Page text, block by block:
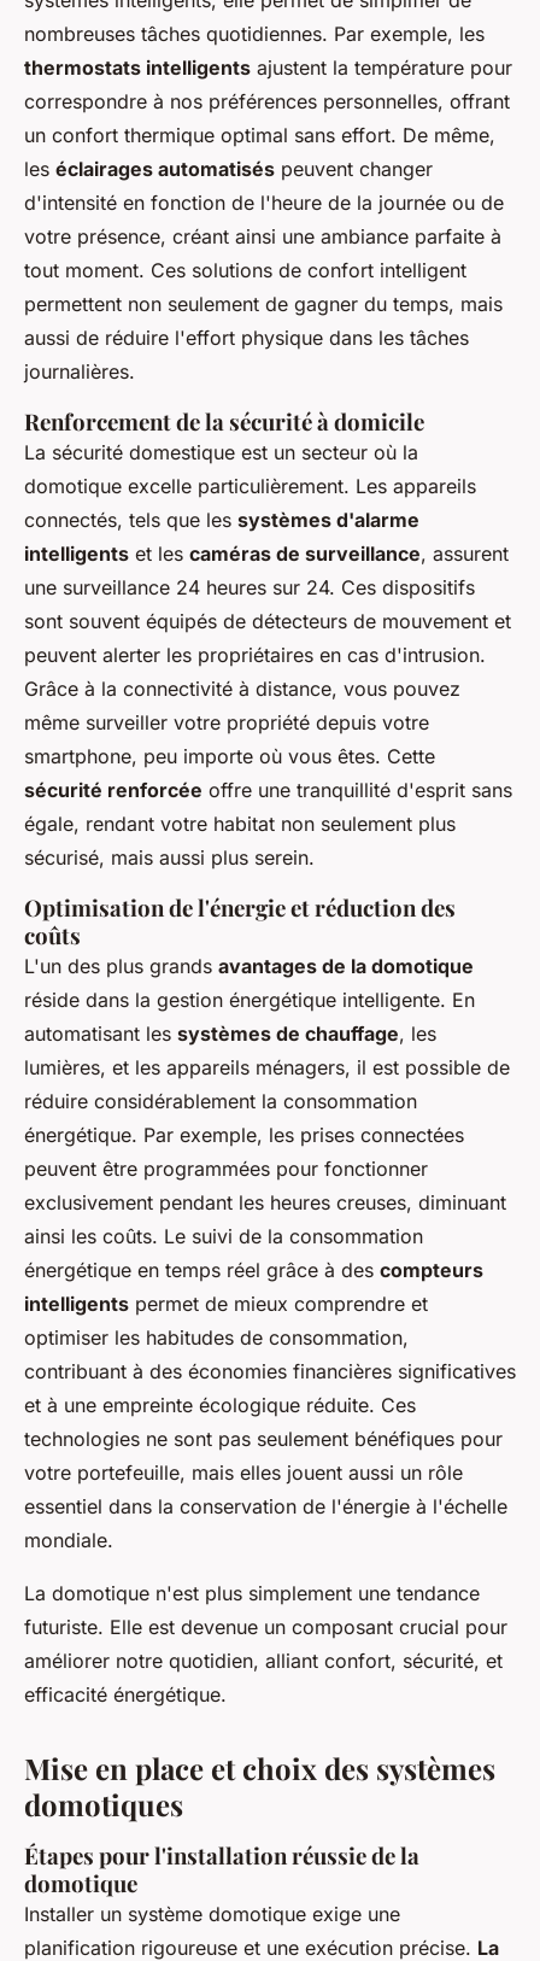
nombreuses tâches quotidiennes. Par exemple, les
thermostats intelligents ajustent la température pour
correspondre à nos préférences personnelles, offrant
un confort thermique optimal sans effort. De même,
les éclairages automatisés peuvent changer
d'intensité en fonction de l'heure de la journée ou de
votre présence, créant ainsi une ambiance parfaite à
tout moment. Ces solutions de confort intelligent
permettent non seulement de gagner du temps, mais
aussi de réduire l'effort physique dans les tâches
journalières.
Renforcement de la sécurité à domicile
La sécurité domestique est un secteur où la
domotique excelle particulièrement. Les appareils
connectés, tels que les systèmes d'alarme
intelligents et les caméras de surveillance, assurent
une surveillance 24 heures sur 24. Ces dispositifs
sont souvent équipés de détecteurs de mouvement et
peuvent alerter les propriétaires en cas d'intrusion.
Grâce à la connectivité à distance, vous pouvez
même surveiller votre propriété depuis votre
smartphone, peu importe où vous êtes. Cette
sécurité renforcée offre une tranquillité d'esprit sans
égale, rendant votre habitat non seulement plus
sécurisé, mais aussi plus serein.
Optimisation de l'énergie et réduction des
coûts
L'un des plus grands avantages de la domotique
réside dans la gestion énergétique intelligente. En
automatisant les systèmes de chauffage, les
lumières, et les appareils ménagers, il est possible de
réduire considérablement la consommation
énergétique. Par exemple, les prises connectées
peuvent être programmées pour fonctionner
exclusivement pendant les heures creuses, diminuant
ainsi les coûts. Le suivi de la consommation
énergétique en temps réel grâce à des compteurs
intelligents permet de mieux comprendre et
optimiser les habitudes de consommation,
contribuant à des économies financières significatives
et à une empreinte écologique réduite. Ces
technologies ne sont pas seulement bénéfiques pour
votre portefeuille, mais elles jouent aussi un rôle
essentiel dans la conservation de l'énergie à l'échelle
mondiale.
La domotique n'est plus simplement une tendance
futuriste. Elle est devenue un composant crucial pour
améliorer notre quotidien, alliant confort, sécurité, et
efficacité énergétique.
Mise en place et choix des systèmes
domotiques
Étapes pour l'installation réussie de la
domotique
Installer un système domotique exige une
planification rigoureuse et une exécution précise. La